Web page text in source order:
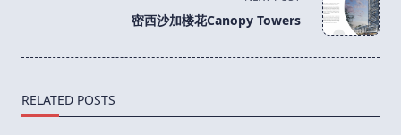
密西沙加楼花Canopy Towers
RELATED POSTS